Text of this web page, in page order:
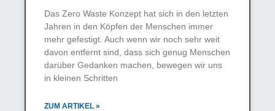
Das Zero Waste Konzept hat sich in den letzten
Jahren in den Köpfen der Menschen immer
mehr gefestigt. Auch wenn wir noch sehr weit
davon entfernt sind, dass sich genug Menschen
darüber Gedanken machen, bewegen wir uns
in kleinen Schritten
ZUM ARTIKEL »